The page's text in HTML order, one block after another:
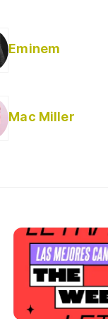
Eminem
Mac Miller